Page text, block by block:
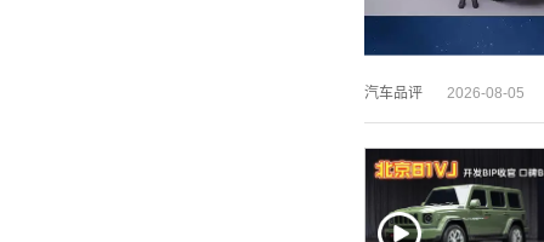
汽车品评 2026-08-05